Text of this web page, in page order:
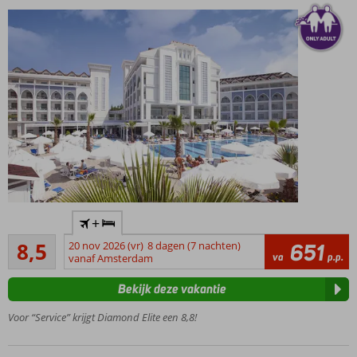
minimale
leeftijd is
16 jaar
loopafstand
strand
8,5
Aanrader
79
beoordelingen
+
20 nov 2026 (vr) 8 dagen (7 nachten)
vanaf Amsterdam
va 651 p.p.
Voor “Service” krijgt Diamond Elite een 8,8!
Bekijk deze vakantie